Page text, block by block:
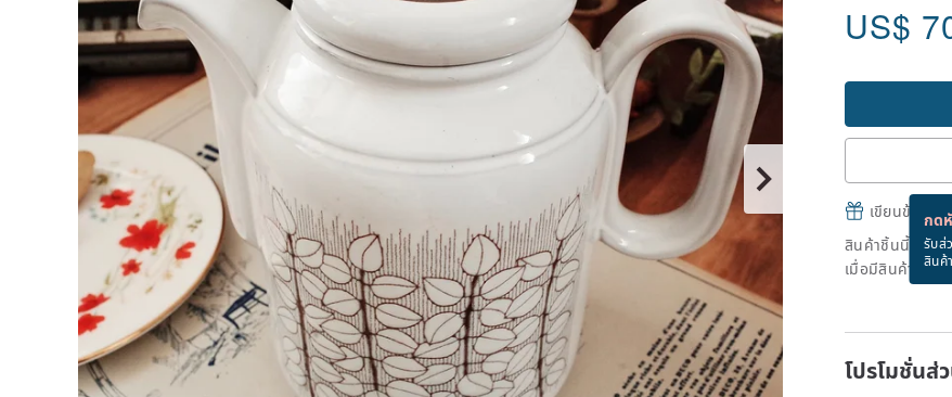
US$
กด
รับส่
สินค้
เขียนข้อคว
สินค้าชิ้นนี้ขายห
เมื่อมีสินค้าพร้อ
โปรโมชั่นส่